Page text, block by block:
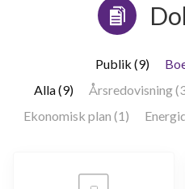
Publik (9)
Alla (9)
Årsredovisning
Ekonomisk plan (1)